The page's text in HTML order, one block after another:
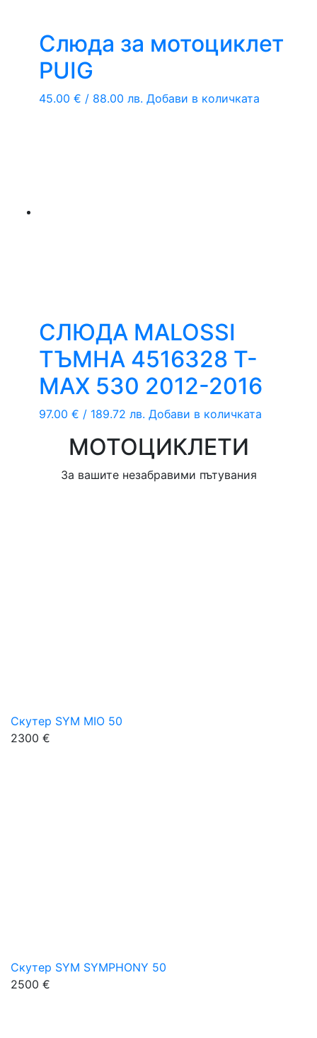
Слюда за мотоциклет
PUIG
45.00 € / 88.00 лв. Добави в количката
СЛЮДА MALOSSI
ТЪМНА 4516328 T-
MAX 530 2012-2016
97.00 € / 189.72 лв. Добави в количката
МОТОЦИКЛЕТИ
За вашите незабравими пътувания
Скутер SYM MIO 50
2300 €
Скутер SYM SYMPHONY 50
2500 €